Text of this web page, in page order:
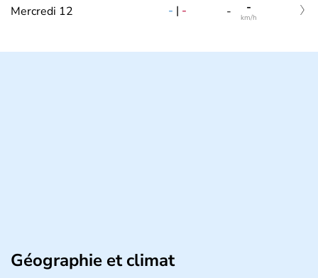
Mercredi 12 - | - - -
km/h
Géographie et climat